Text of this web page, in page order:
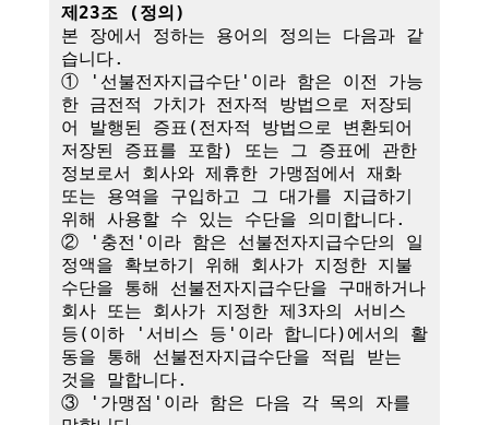
제23조 (정의)
본 장에서 정하는 용어의 정의는 다음과 같
습니다.
① '선불전자지급수단'이라 함은 이전 가능
한 금전적 가치가 전자적 방법으로 저장되
어 발행된 증표(전자적 방법으로 변환되어
저장된 증표를 포함) 또는 그 증표에 관한
정보로서 회사와 제휴한 가맹점에서 재화
또는 용역을 구입하고 그 대가를 지급하기
위해 사용할 수 있는 수단을 의미합니다.
② '충전'이라 함은 선불전자지급수단의 일
정액을 확보하기 위해 회사가 지정한 지불
수단을 통해 선불전자지급수단을 구매하거나
회사 또는 회사가 지정한 제3자의 서비스
등(이하 '서비스 등'이라 합니다)에서의 활
동을 통해 선불전자지급수단을 적립 받는
것을 말합니다.
③ '가맹점'이라 함은 다음 각 목의 자를